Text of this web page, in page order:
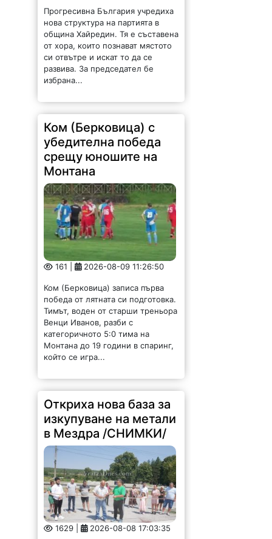
Прогресивна България учредиха
нова структура на партията в
община Хайредин. Тя е съставена
от хора, които познават мястото
си отвътре и искат то да се
развива. За председател бе
избрана...
Ком (Берковица) с
убедителна победа
срещу юношите на
Монтана
161 | 2026-08-09 11:26:50
Ком (Берковица) записа първа
победа от лятната си подготовка.
Тимът, воден от старши треньора
Венци Иванов, разби с
категоричното 5:0 тима на
Монтана до 19 години в спаринг,
който се игра...
Откриха нова база за
изкупуване на метали
в Мездра /СНИМКИ/
1629 | 2026-08-08 17:03:35